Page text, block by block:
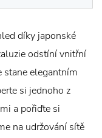
díky japonské
odstíní vnitřní
stane elegantním
si jednoho z
a pořiďte si
na udržování sítě